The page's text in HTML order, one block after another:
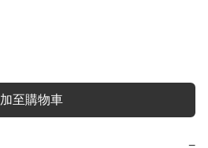
加至購物車